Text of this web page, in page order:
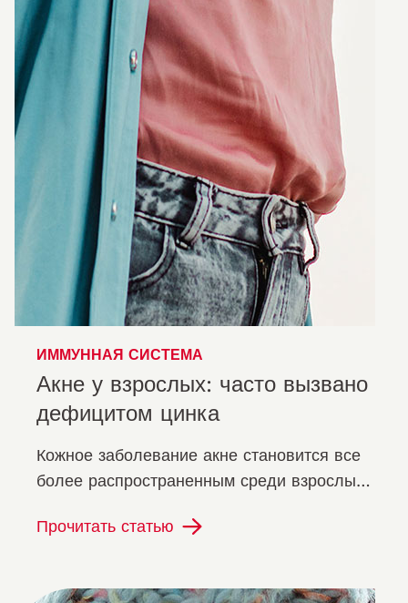
ИММУННАЯ СИСТЕМА
Акне у взрослых: часто вызвано
дефицитом цинка
Кожное заболевание акне становится все
более распространенным среди взрослых.
себя учет многих факторов, от диеты…
Прочитать статью